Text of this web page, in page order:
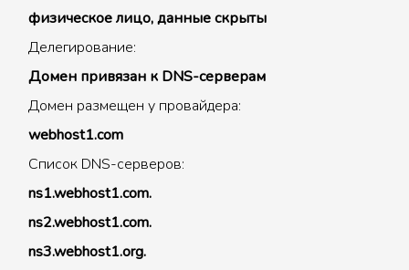
физическое лицо, данные скрыты
Делегирование:
Домен привязан к DNS-серверам
Домен размещен у провайдера:
webhost1.com
Список DNS-серверов:
ns1.webhost1.com.
ns2.webhost1.com.
ns3.webhost1.org.